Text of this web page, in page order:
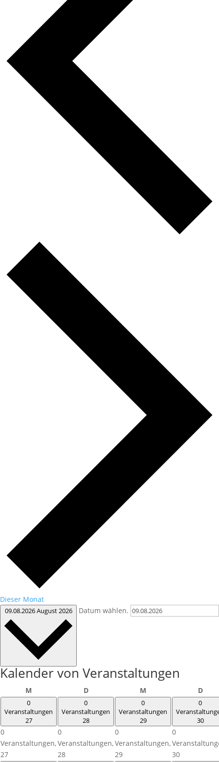
Dieser Monat
09.08.2026August 2026 Datum wählen.
Kalender von Veranstaltungen
M DDienstag M D
0
Veranstaltungen
27
0
Veranstaltungen,
27
0
Veranstaltungen
28
0
Veranstaltungen,
28
0
Veranstaltungen
29
0
Veranstaltungen,
29
0
30
0
30